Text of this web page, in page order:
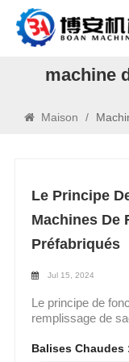
machine
Maison /
Le Principe
Machines De
Préfabriqués
Jul 15, 2024
Le principe de
remplissage de
sacs Alimentation
Balises Chaudes